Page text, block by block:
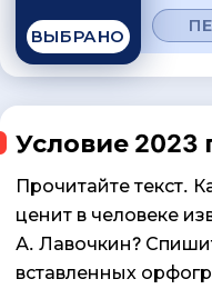
ВЫБРАНО
Условие 2023
Прочитайте текст.
ценит в человеке
А. Лавочкин?
вставленных